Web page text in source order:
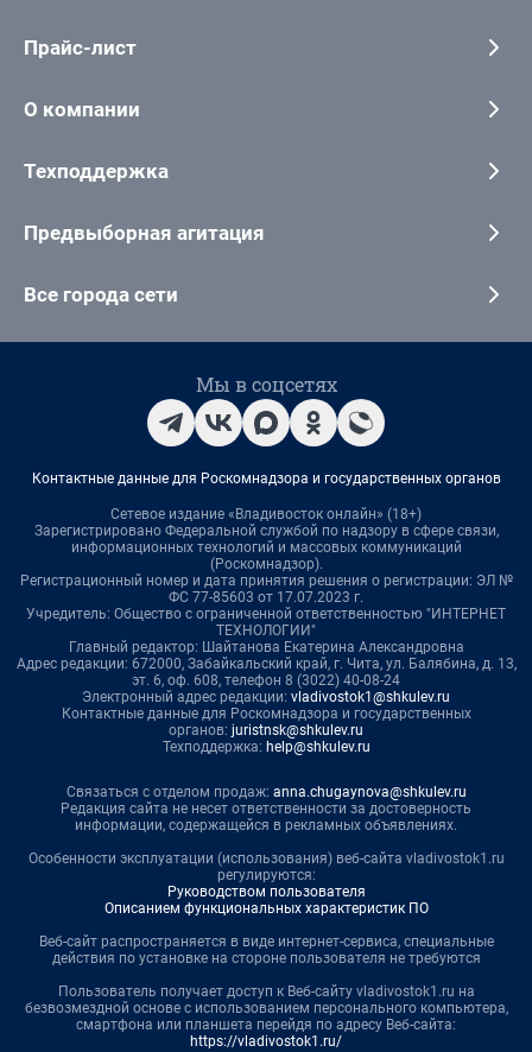
Прайс-лист
О компании
Техподдержка
Предвыборная агитация
Все города сети
Мы в соцсетях
Контактные данные для Роскомнадзора и государственных органов
Сетевое издание «Владивосток онлайн» (18+)
Зарегистрировано Федеральной службой по надзору в сфере связи,
информационных технологий и массовых коммуникаций
(Роскомнадзор).
Регистрационный номер и дата принятия решения о регистрации: ЭЛ №
ФС 77-85603 от 17.07.2023 г.
Учредитель: Общество с ограниченной ответственностью "ИНТЕРНЕТ
ТЕХНОЛОГИИ"
Главный редактор: Шайтанова Екатерина Александровна
Адрес редакции: 672000, Забайкальский край, г. Чита, ул. Балябина, д. 13,
эт. 6, оф. 608, телефон 8 (3022) 40-08-24
Электронный адрес редакции: vladivostok1@shkulev.ru
Контактные данные для Роскомнадзора и государственных
органов: juristnsk@shkulev.ru
Техподдержка: help@shkulev.ru
Связаться с отделом продаж: anna.chugaynova@shkulev.ru
Редакция сайта не несет ответственности за достоверность
информации, содержащейся в рекламных объявлениях.
Особенности эксплуатации (использования) веб-сайта vladivostok1.ru
регулируются:
Руководством пользователя
Описанием функциональных характеристик ПО
Веб-сайт распространяется в виде интернет-сервиса, специальные
действия по установке на стороне пользователя не требуются
Пользователь получает доступ к Веб-сайту vladivostok1.ru на
безвозмездной основе с использованием персонального компьютера,
смартфона или планшета перейдя по адресу Веб-сайта:
https://vladivostok1.ru/